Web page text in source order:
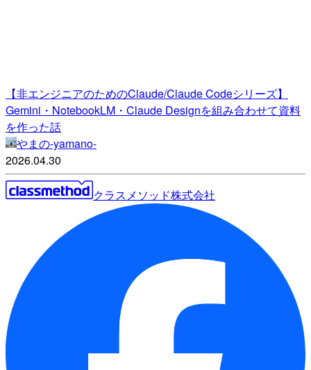
【非エンジニアのためのClaude/Claude Codeシリーズ】
Gemini・NotebookLM・Claude Designを組み合わせて資料
を作った話
やまの-yamano-
2026.04.30
クラスメソッド株式会社